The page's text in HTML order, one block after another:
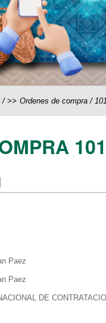
/ Ordenes de compra /
Paez
Paez
DE